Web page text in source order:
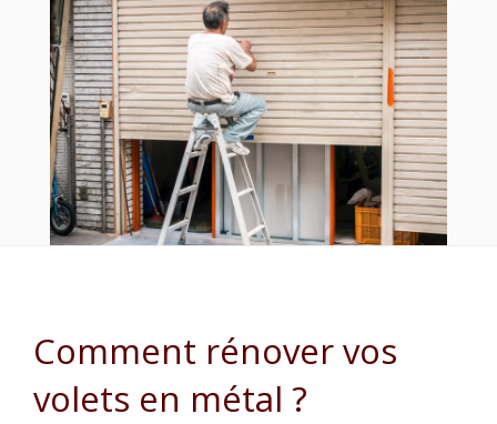
Comment rénover vos
volets en métal ?